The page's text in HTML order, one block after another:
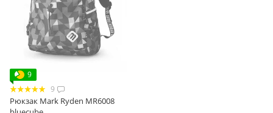
9
9
Рюкзак Mark Ryden MR6008